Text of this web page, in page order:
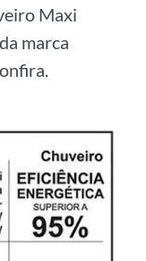
Maxi
marca